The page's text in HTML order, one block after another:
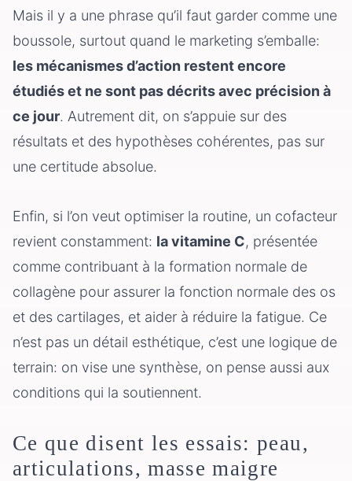
Mais il y a une phrase qu’il faut garder comme une
boussole, surtout quand le marketing s’emballe:
les mécanismes d’action restent encore
étudiés et ne sont pas décrits avec précision à
ce jour. Autrement dit, on s’appuie sur des
résultats et des hypothèses cohérentes, pas sur
une certitude absolue.
Enfin, si l’on veut optimiser la routine, un cofacteur
revient constamment: la vitamine C, présentée
comme contribuant à la formation normale de
collagène pour assurer la fonction normale des os
et des cartilages, et aider à réduire la fatigue. Ce
n’est pas un détail esthétique, c’est une logique de
terrain: on vise une synthèse, on pense aussi aux
conditions qui la soutiennent.
Ce que disent les essais: peau,
articulations, masse maigre